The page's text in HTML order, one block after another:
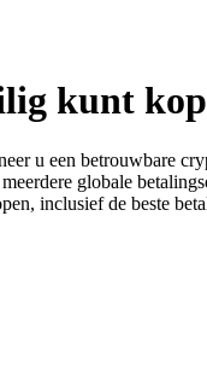
kunt
u een betrouwbare
globale
inclusief de beste